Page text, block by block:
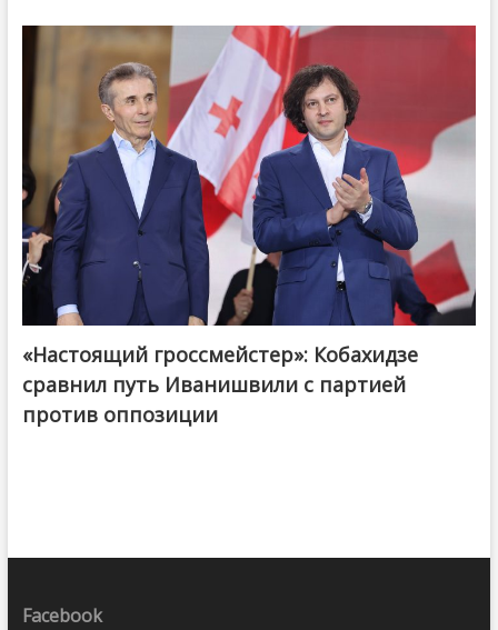
@ქართული ოცნება / Georgian Dream
«Настоящий гроссмейстер»: Кобахидзе
сравнил путь Иванишвили с партией
против оппозиции
Facebook